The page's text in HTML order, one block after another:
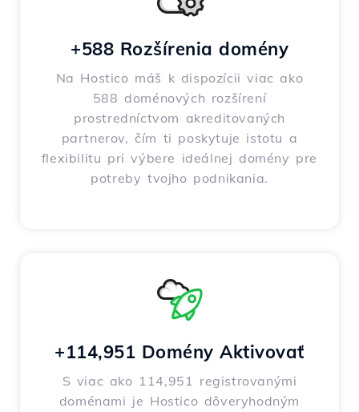
+588 Rozšírenia domény
Na Hostico máš k dispozícii viac ako
588 doménových rozšírení
prostredníctvom akreditovaných
partnerov, čím ti poskytuje istotu a
flexibilitu pri výbere ideálnej domény pre
potreby tvojho podnikania.
+114,951 Domény Aktivovať
S viac ako 114,951 registrovanými
doménami je Hostico dôveryhodným